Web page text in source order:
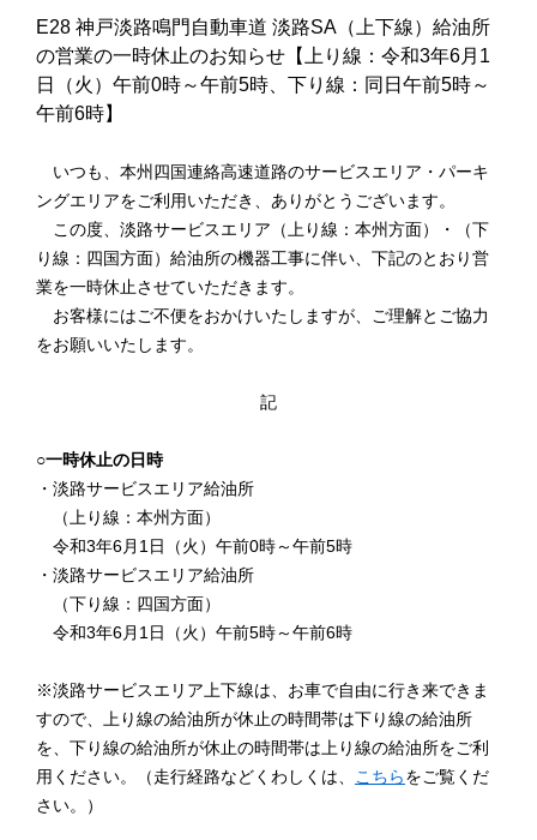
E28 神戸淡路鳴門自動車道 淡路SA（上下線）給油所
の営業の一時休止のお知らせ【上り線：令和3年6月1
日（火）午前0時～午前5時、下り線：同日午前5時～
午前6時】
いつも、本州四国連絡高速道路のサービスエリア・パーキ
ングエリアをご利用いただき、ありがとうございます。
この度、淡路サービスエリア（上り線：本州方面）・（下
り線：四国方面）給油所の機器工事に伴い、下記のとおり営
業を一時休止させていただきます。
お客様にはご不便をおかけいたしますが、ご理解とご協力
をお願いいたします。
記
○一時休止の日時
・淡路サービスエリア給油所
（上り線：本州方面）
令和3年6月1日（火）午前0時～午前5時
・淡路サービスエリア給油所
（下り線：四国方面）
令和3年6月1日（火）午前5時～午前6時
※淡路サービスエリア上下線は、お車で自由に行き来できま
すので、上り線の給油所が休止の時間帯は下り線の給油所
を、下り線の給油所が休止の時間帯は上り線の給油所をご利
用ください。（走行経路などくわしくは、
こちらをご覧くだ
さい。）